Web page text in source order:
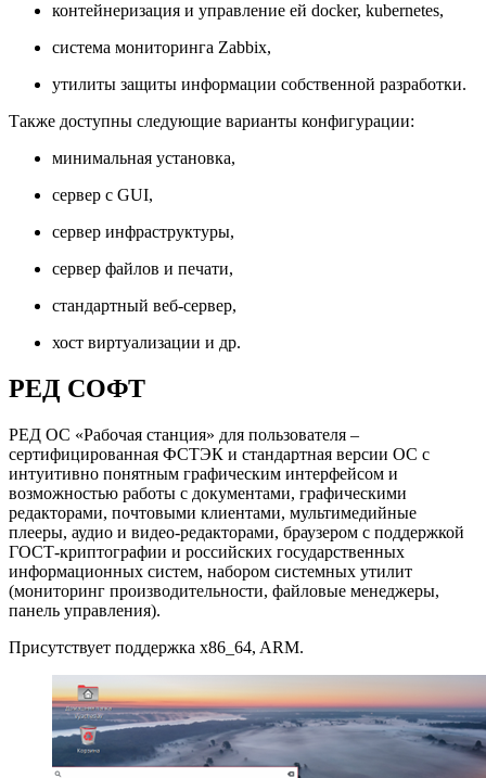
контейнеризация и управление ей docker, kubernetes,
система мониторинга Zabbix,
утилиты защиты информации собственной разработки.
Также доступны следующие варианты конфигурации:
минимальная установка,
сервер с GUI,
сервер инфраструктуры,
сервер файлов и печати,
стандартный веб-сервер,
хост виртуализации и др.
РЕД СОФТ
РЕД ОС «Рабочая станция» для пользователя –
сертифицированная ФСТЭК и стандартная версии ОС с
интуитивно понятным графическим интерфейсом и
возможностью работы с документами, графическими
редакторами, почтовыми клиентами, мультимедийные
плееры, аудио и видео-редакторами, браузером с поддержкой
ГОСТ-криптографии и российских государственных
информационных систем, набором системных утилит
(мониторинг производительности, файловые менеджеры,
панель управления).
Присутствует поддержка x86_64, ARM.